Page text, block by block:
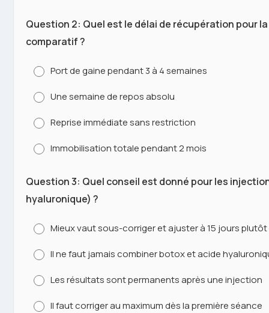
Question 2: Quel est le délai de récupération pour
comparatif ?
Port de gaine pendant 3 à 4 semaines
Une semaine de repos absolu
Reprise immédiate sans restriction
Immobilisation totale pendant 2 mois
Question 3: Quel conseil est donné pour les
hyaluronique) ?
Mieux vaut sous-corriger et ajuster à 15 jours
Il ne faut jamais combiner botox et acide
Les résultats sont permanents après une injection
Il faut corriger au maximum dès la première séance